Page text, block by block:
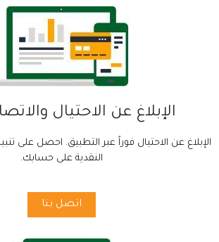
الإبلاغ عن الاحتيال
الإبلاغ عن الاحتيال فوراً عبر التطبيق. احصل على
النقدية على حسابك.
اتصل بنا